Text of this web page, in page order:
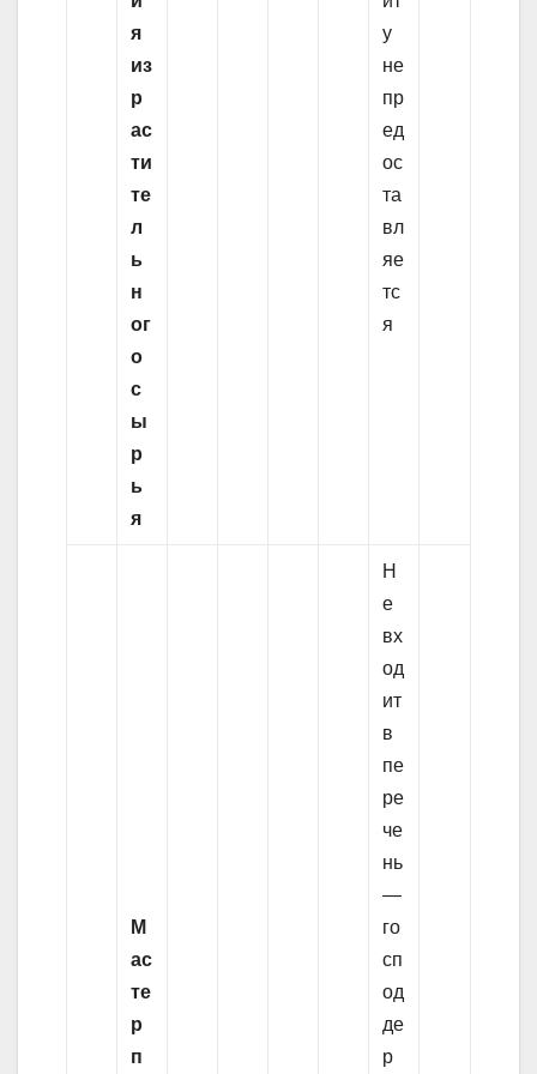
я
из
р
ас
ти
те
л
ь
н
ог
о
с
ы
р
ь
я
у
не
пр
ед
ос
та
вл
яе
тс
я
М
ас
те
р
п
Н
е
вх
од
ит
в
пе
ре
че
нь
—
го
сп
од
де
р